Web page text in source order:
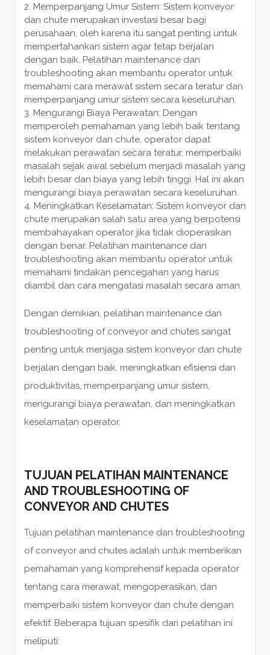
Memperpanjang Umur Sistem: Sistem konveyor
dan chute merupakan investasi besar bagi
perusahaan, oleh karena itu sangat penting untuk
mempertahankan sistem agar tetap berjalan
dengan baik. Pelatihan maintenance dan
troubleshooting akan membantu operator untuk
memahami cara merawat sistem secara teratur dan
memperpanjang umur sistem secara keseluruhan.
Mengurangi Biaya Perawatan: Dengan
memperoleh pemahaman yang lebih baik tentang
sistem konveyor dan chute, operator dapat
melakukan perawatan secara teratur, memperbaiki
masalah sejak awal sebelum menjadi masalah yang
lebih besar dan biaya yang lebih tinggi. Hal ini akan
mengurangi biaya perawatan secara keseluruhan.
Meningkatkan Keselamatan: Sistem konveyor dan
chute merupakan salah satu area yang berpotensi
membahayakan operator jika tidak dioperasikan
dengan benar. Pelatihan maintenance dan
troubleshooting akan membantu operator untuk
memahami tindakan pencegahan yang harus
diambil dan cara mengatasi masalah secara aman.
Dengan demikian, pelatihan maintenance dan
troubleshooting of conveyor and chutes sangat
penting untuk menjaga sistem konveyor dan chute
berjalan dengan baik, meningkatkan efisiensi dan
produktivitas, memperpanjang umur sistem,
mengurangi biaya perawatan, dan meningkatkan
keselamatan operator.
TUJUAN PELATIHAN MAINTENANCE
AND TROUBLESHOOTING OF
CONVEYOR AND CHUTES
Tujuan pelatihan maintenance dan troubleshooting
of conveyor and chutes adalah untuk memberikan
pemahaman yang komprehensif kepada operator
tentang cara merawat, mengoperasikan, dan
memperbaiki sistem konveyor dan chute dengan
efektif. Beberapa tujuan spesifik dari pelatihan ini
meliputi: